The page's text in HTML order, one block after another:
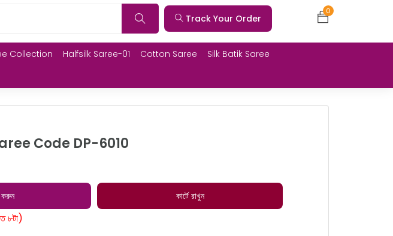
Track Your Order
0
Collection Halfsilk Saree-01 Cotton Saree
Silk Batik Saree
Code DP-6010
করুন কার্টে রাখুন
৮টা)